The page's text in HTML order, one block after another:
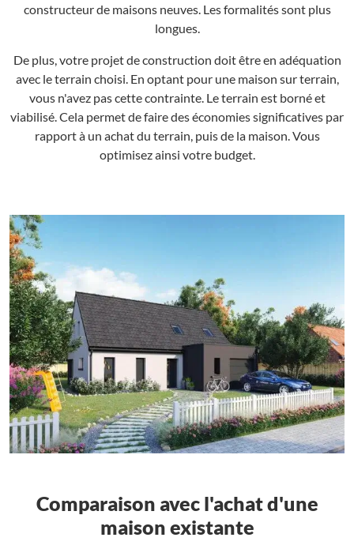
constructeur de maisons neuves. Les formalités sont plus
longues.
De plus, votre projet de construction doit être en adéquation
avec le terrain choisi. En optant pour une maison sur terrain,
vous n'avez pas cette contrainte. Le terrain est borné et
viabilisé. Cela permet de faire des économies significatives par
rapport à un achat du terrain, puis de la maison. Vous
optimisez ainsi votre budget.
Comparaison avec l'achat d'une
maison existante